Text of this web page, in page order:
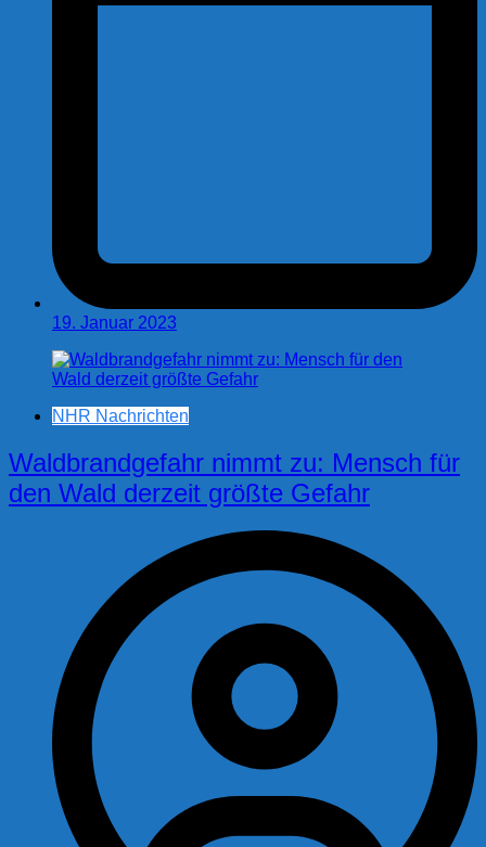
19. Januar 2023
NHR Nachrichten
Waldbrandgefahr nimmt zu: Mensch für
den Wald derzeit größte Gefahr